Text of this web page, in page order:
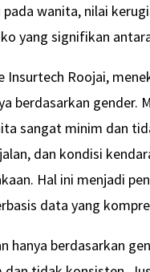
wanita, nilai
yang signifikan
Insurtech Roojai,
berdasarkan gender.
sangat minim dan
dan kondisi
Hal ini menjadi
data yang
hanya berdasarkan